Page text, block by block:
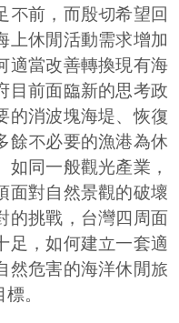
不前，而殷切希望回
上休閒活動需求增加
適當改善轉換現有海
目前面臨新的思考政
的消波塊海堤、恢復
餘不必要的漁港為休
同一般觀光產業，
面對自然景觀的破壞
的挑戰，台灣四周面
足，如何建立一套適
然危害的海洋休閒旅
。